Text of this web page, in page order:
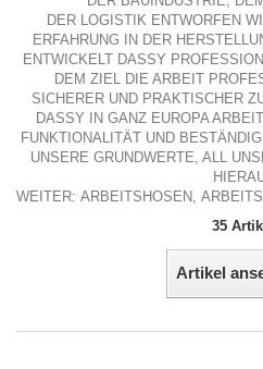
DER LOGISTIK ENTWORFEN
ERFAHRUNG IN DER
ENTWICKELT DASSY
DEM ZIEL DIE ARBEIT
SICHERER UND PRAKTISCHER
DASSY IN GANZ EUROPA
FUNKTIONALITÄT UND
UNSERE GRUNDWERTE, ALL
WEITER: ARBEITSHOSEN,
35
Artikel